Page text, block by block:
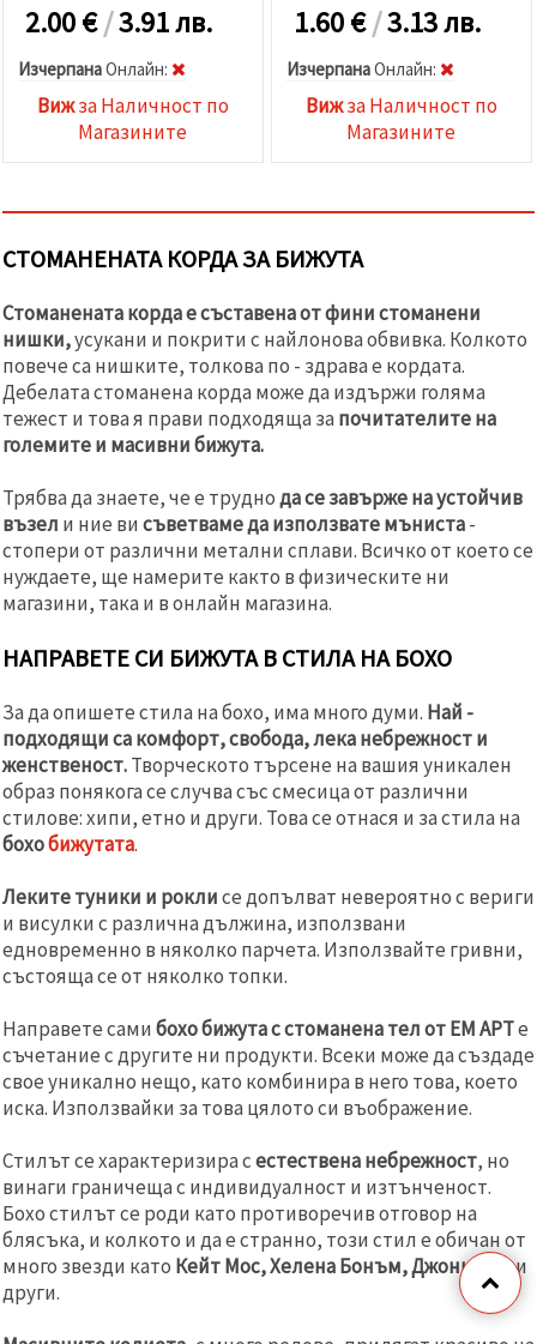
2.00€/3.91 лв.
ИзчерпанаOнлайн:
Вижза Наличност по
Магазините
1.60€/3.13 лв.
ИзчерпанаOнлайн:
Вижза Наличност по
Магазините
СТОМАНЕНАТА КОРДА ЗА БИЖУТА
Стоманената корда е съставена от фини стоманени
нишки,усукани и покрити с найлонова обвивка. Колкото
повече са нишките, толкова по - здрава е кордата.
Дебелата стоманена корда може да издържи голяма
тежест и това я прави подходяща за почитателите на
големите и масивни бижута.
Трябва да знаете, че е труднода се завърже на устойчив
възел и ние ви съветваме да използвате мъниста-
стопери от различни метални сплави. Всичко от което се
нуждаете, ще намерите както в физическите ни
магазини, така и в онлайн магазина.
НАПРАВЕТЕ СИ БИЖУТА В СТИЛА НА БОХО
За да опишете стила на бохо, има много думи. Най -
подходящи са комфорт, свобода, лека небрежност и
женственост.Творческото търсене на вашия уникален
образ понякога се случва със смесица от различни
стилове: хипи, етно и други. Това се отнася и за стила на
бохобижутата.
Леките туники и роклисе допълват невероятно с вериги
и висулки с различна дължина, използвани
едновременно в няколко парчета. Използвайте гривни,
състояща се от няколко топки.
Направете сами бохо бижута с стоманена тел от ЕМ АРТе
съчетание с другите ни продукти. Всеки може да създаде
свое уникално нещо, като комбинира в него това, което
иска. Използвайки за това цялото си въображение.
Стилът се характеризира сестествена небрежност, но
винаги граничеща с индивидуалност и изтънченост.
Бохо стилът се роди като противоречив отговор на
блясъка, и колкото и да е странно, този стил е обичан от
много звезди като Кейт Мос, Хелена Бонъм, Джони Депи
други.